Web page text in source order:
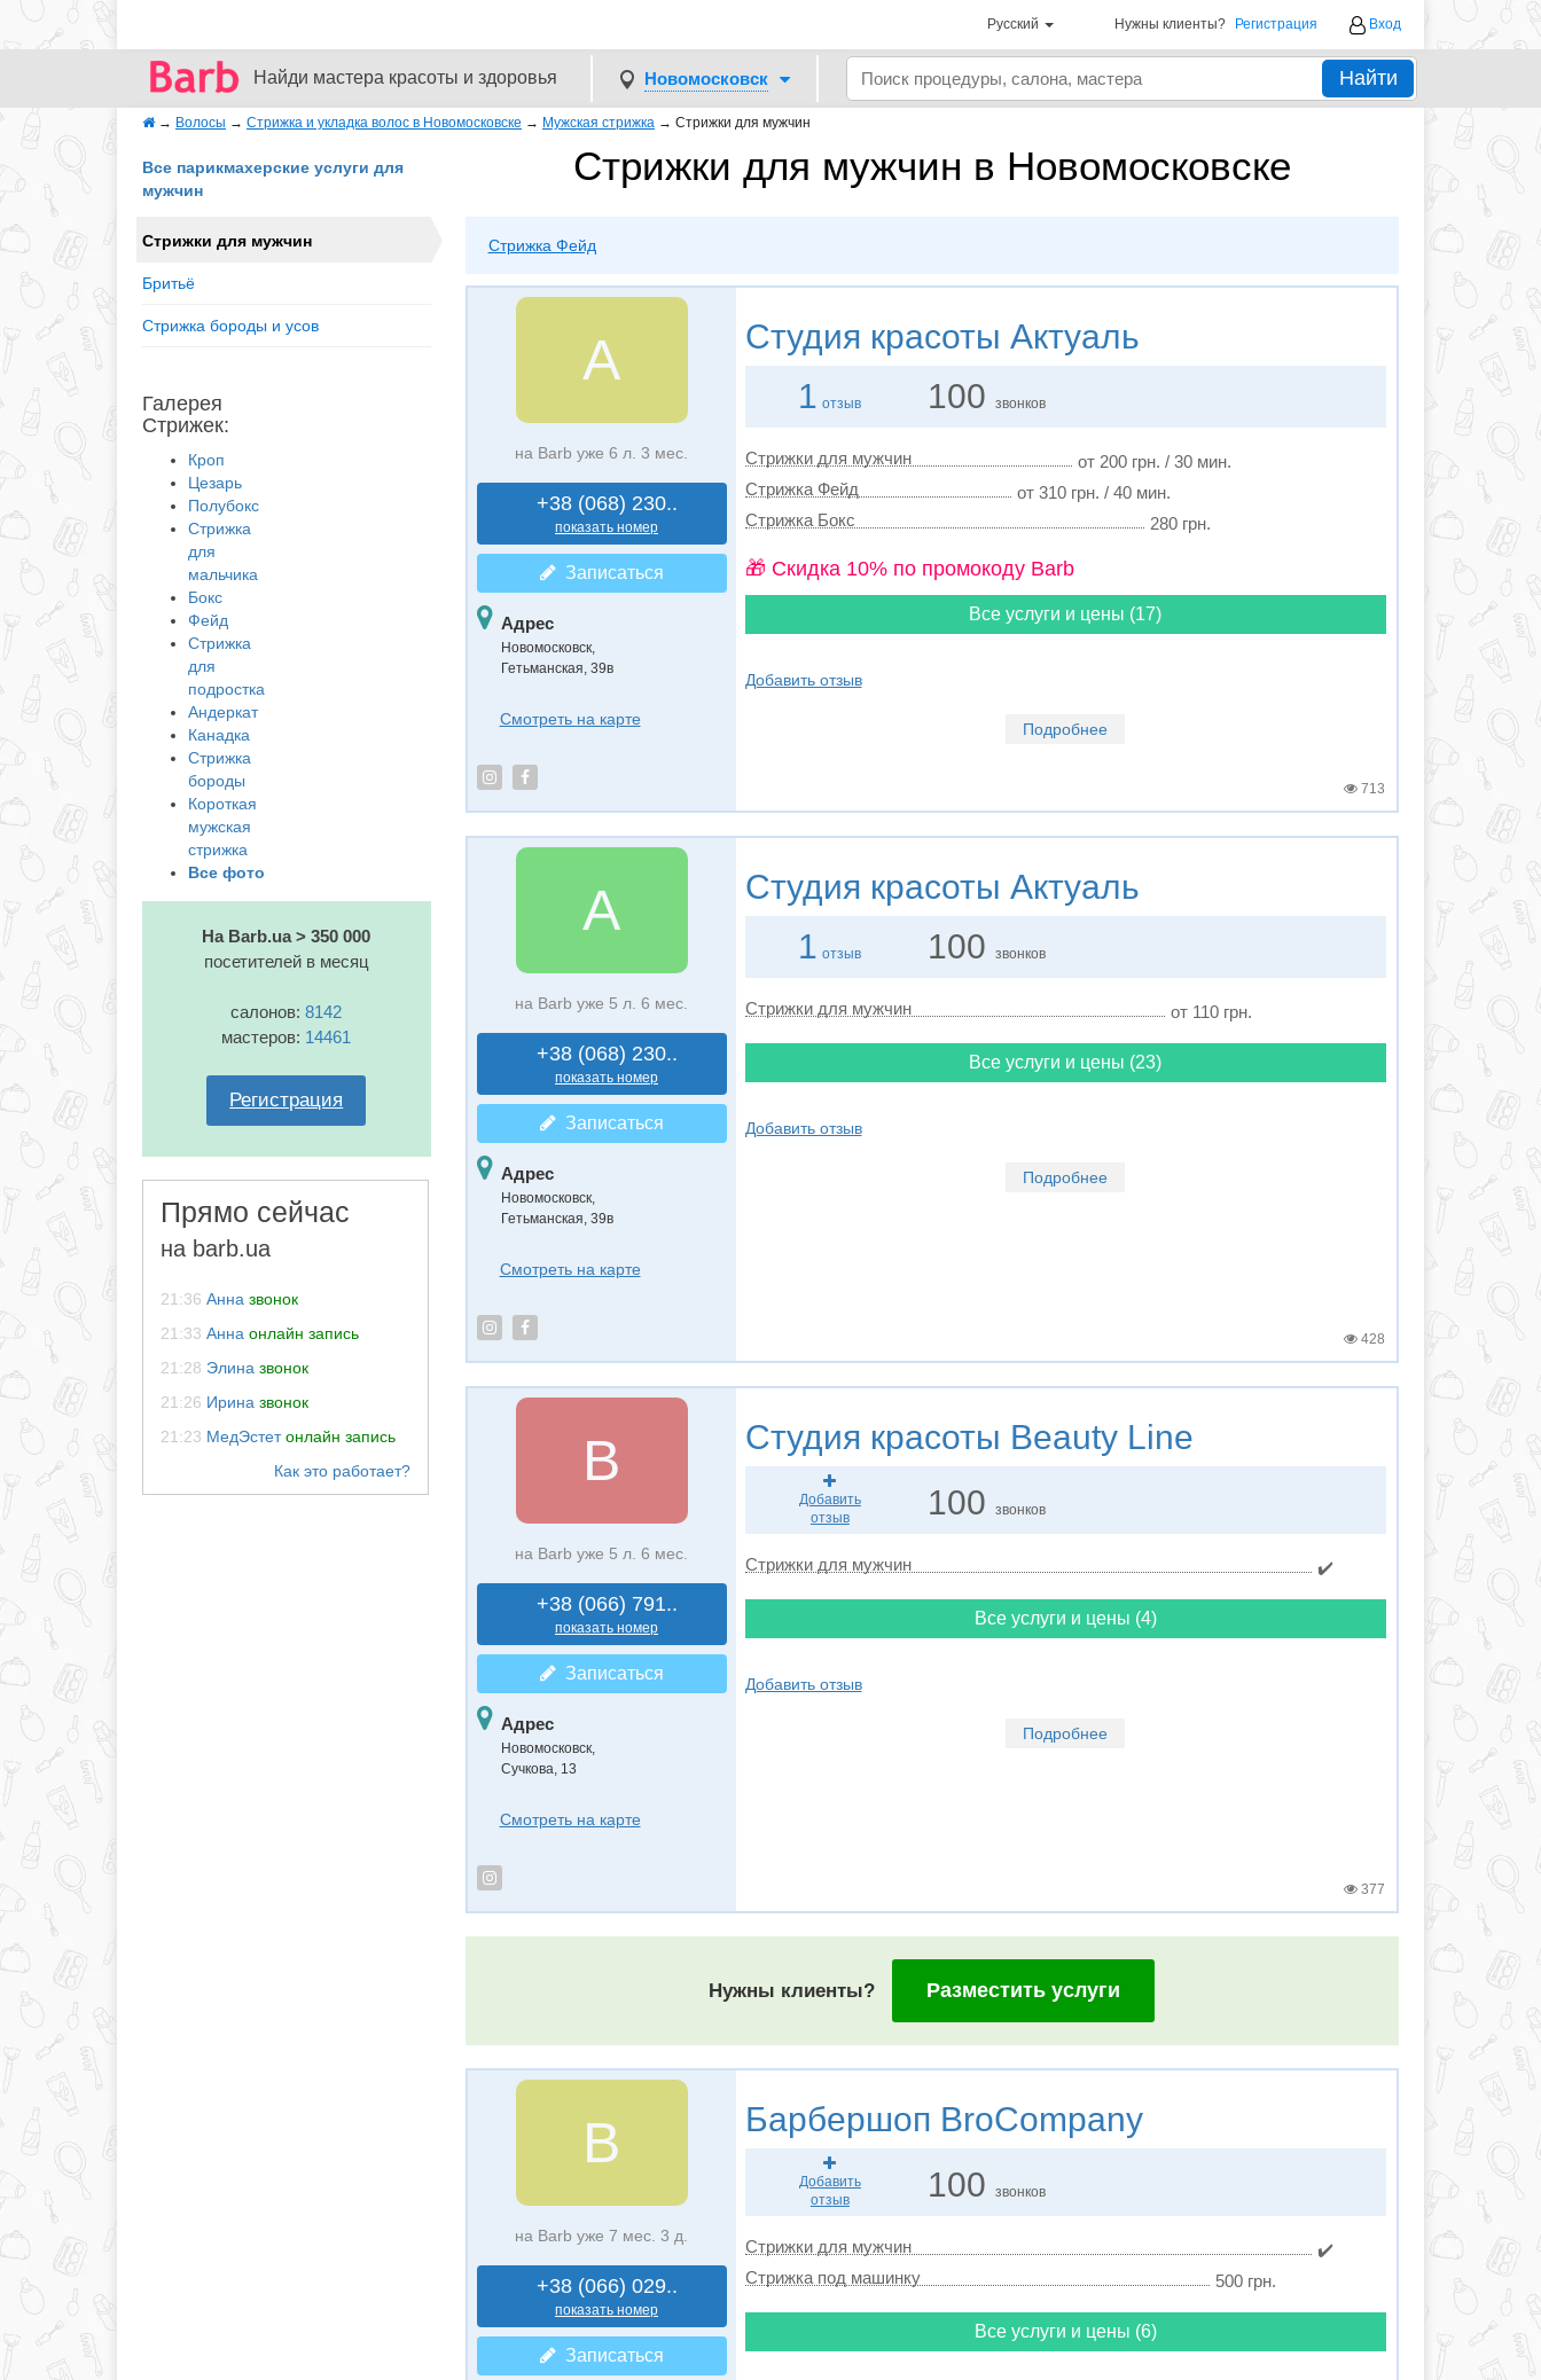
Русский Нужны клиенты? Регистрация Вход
Найди мастера красоты и здоровья Новомосковск Найти
→ Волосы → Стрижка и укладка волос в Новомосковске → Мужская стрижка → Стрижки для мужчин
Стрижки для мужчин в Новомосковске
Стрижка Фейд
Все парикмахерские услуги для
мужчин
Стрижки для мужчин
Бритьё
Стрижка бороды и усов
Галерея
Стрижек:
Кроп
Цезарь
Полубокс
Стрижка
для
мальчика
Бокс
Фейд
Стрижка
для
подростка
Андеркат
Канадка
Стрижка
бороды
Короткая
мужская
стрижка
Все фото
На Barb.ua > 350 000
посетителей в месяц
салонов:8142
мастеров: 14461
Регистрация
Прямо сейчас
на barb.ua
21:36 Анна звонок
21:33 Анна онлайн запись
21:28 Элина звонок
21:26 Ирина звонок
21:23 МедЭстет онлайн запись
А
на Barb уже 6 л. 3 мес.
+38 (068) 230..
показать номер
Записаться
Адрес
Новомосковск,
Гетьманская, 39в
Смотреть на карте
Студия красоты Актуаль
1 отзыв 100звонков
Стрижки для мужчин
от 200 грн. / 30 мин.
Стрижка Фейд
от 310 грн. / 40 мин.
Стрижка Бокс
280 грн.
🎁 Cкидка 10% по промокоду Barb
Все услуги и цены (17)
Добавить отзыв
Подробнее
713
А
на Barb уже 5 л. 6 мес.
+38 (068) 230..
показать номер
Записаться
Адрес
Новомосковск,
Гетьманская, 39в
Смотреть на карте
Студия красоты Актуаль
1 отзыв 100звонков
Стрижки для мужчин от 110 грн.
Все услуги и цены (23)
Добавить отзыв
Подробнее
428
B
на Barb уже 5 л. 6 мес.
+38 (066) 791..
показать номер
Записаться
Адрес
Новомосковск,
Сучкова, 13
Смотреть на карте
Студия красоты Beauty Line
Добавить
отзыв
100звонков
Стрижки для мужчин ✔️
Все услуги и цены (4)
Добавить отзыв
Подробнее
377
Нужны клиенты? Разместить услуги
B
на Barb уже 7 мес. 3 д.
+38 (066) 029..
показать номер
Записаться
Барбершоп BroCompany
Добавить
отзыв
100звонков
Стрижки для мужчин
✔️
Стрижка под машинку
500 грн.
Все услуги и цены (6)